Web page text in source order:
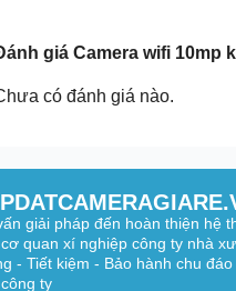
giá Camera wifi 10mp
có đánh giá nào.
giải pháp đến hoàn thiện hệ
quan xí nghiệp công ty nhà
- Tiết kiệm - Bảo hành chu
ty